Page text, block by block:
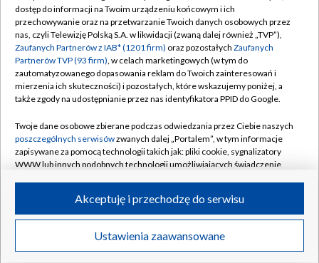
Abonament TVP
Emisja w TVP
Centrum informacji TVP
Naziemna Telewizja Cyfrowa
Rada Programowa
System NOS
Informacje o nadawcy
Program dla prasy
Ogłoszenie przetargowe
Regulamin TVP
Polityka prywatności
Moje zgody
Pomoc
Kontakt
Kanały
©2026 Telewizja Polska S.A. w likwidacji
dostęp do informacji na Twoim urządzeniu końcowym i ich
przechowywanie oraz na przetwarzanie Twoich danych osobowych przez
nas, czyli Telewizję Polską S.A. w likwidacji (zwaną dalej również „TVP”),
Zaufanych Partnerów z IAB* (1201 firm) oraz pozostałych Zaufanych
Partnerów TVP (93 firm), w celach marketingowych (w tym do
zautomatyzowanego dopasowania reklam do Twoich zainteresowań i
mierzenia ich skuteczności) i pozostałych, które wskazujemy poniżej, a
także zgody na udostępnianie przez nas identyfikatora PPID do Google.
Twoje dane osobowe zbierane podczas odwiedzania przez Ciebie naszych
poszczególnych serwisówzwanych dalej „Portalem”, w tym informacje
zapisywane za pomocą technologii takich jak: pliki cookie, sygnalizatory
WWW lub innych podobnych technologii umożliwiających świadczenie
ruchu w Internecie.
Twoje dane osobowe zbierane podczas odwiedzania przez Ciebie
poszczególnych serwisówna Portalu, takie jak adresy IP, identyfikatory
Ustawienia zaawansowane
Akceptuję i przechodzę do serwisu